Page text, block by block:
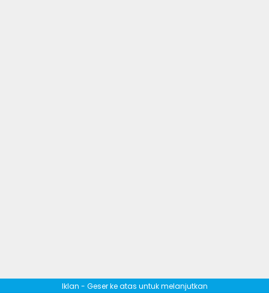
Iklan - Geser ke atas untuk melanjutkan